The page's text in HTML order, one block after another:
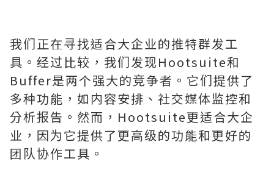
我们正在寻找适合大企业的推特群发工
具。经过比较，我们发现Hootsuite和
Buffer是两个强大的竞争者。它们提供了
多种功能，如内容安排、社交媒体监控和
分析报告。然而，Hootsuite更适合大企
业，因为它提供了更高级的功能和更好的
团队协作工具。